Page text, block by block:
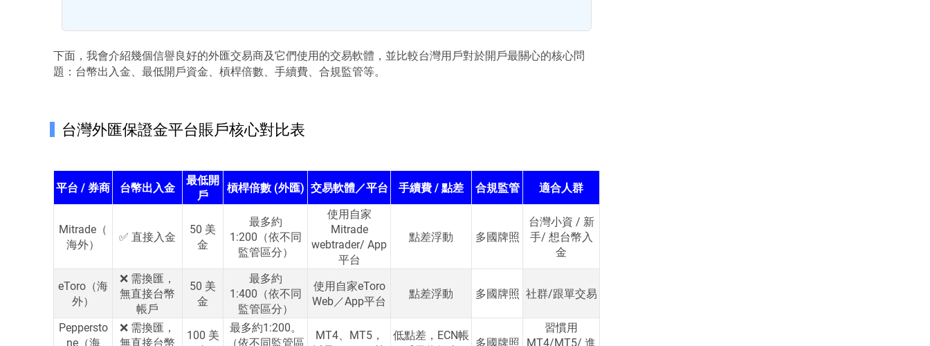
下面，我會介紹幾個信譽良好的外匯交易商及它們使用的交易軟體，並比較台灣用戶對於開戶最關心的核心問
題：台幣出入金、最低開戶資金、槓桿倍數、手續費、合規監管等。
台灣外匯保證金平台賬戶核心對比表
平台 / 券商 台幣出入金
最低開
戶
槓桿倍數 (外匯) 交易軟體／平台 手續費 / 點差 合規監管 適合人群
Mitrade（
海外）
✅ 直接入金
50 美
金
最多約
1:200（依不同
監管區分）
使用自家
Mitrade
webtrader/ App
平台
點差浮動 多國牌照
台灣小資 / 新
手/ 想台幣入
金
eToro（海
外）
❌ 需換匯，
無直接台幣
帳戶
50 美
金
最多約
1:400（依不同
監管區分）
使用自家eToro
Web／App平台
點差浮動 多國牌照 社群/跟單交易
Peppersto
ne（海
❌ 需換匯，
無直接台幣
100 美
最多約1:200。
（依不同監管區
MT4、MT5，
低點差，ECN帳
多國牌照
習慣用
MT4/MT5/ 進